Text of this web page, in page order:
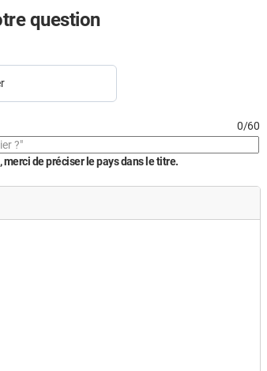
question
0/60
de préciser le pays dans le titre.